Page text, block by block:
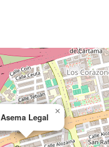
Asema Legal
×